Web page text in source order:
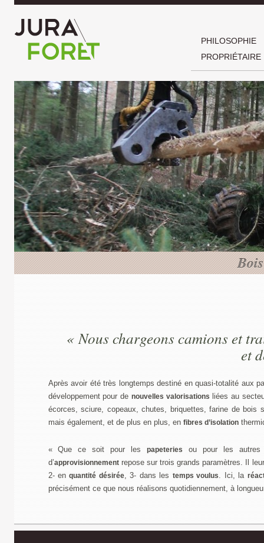
PHILOSOPHIE
PROPRIÉTAIRE
« Nous chargeons camions et
et
Après avoir été très longtemps destiné en quasi-totalité aux
développement pour de nouvelles valorisations liées au
écorces, sciure, copeaux, chutes, briquettes, farine de bois
mais également, et de plus en plus, en fibres d’isolation
« Que ce soit pour les papeteriesou pour les autres
d’approvisionnementrepose sur trois grands paramètres. Il
2- enquantité désirée, 3- dans les temps voulus. Ici, la
précisément ce que nous réalisons quotidiennement, à